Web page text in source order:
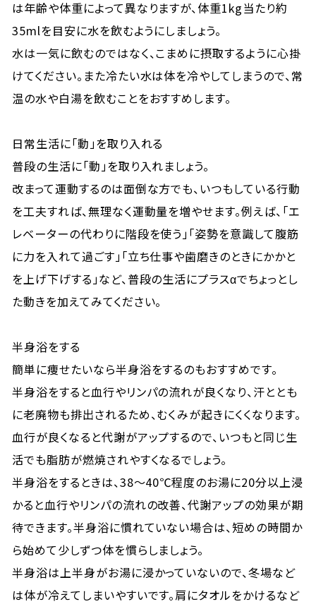
は年齢や体重によって異なりますが、体重1kg当たり約
35mlを目安に水を飲むようにしましょう。
水は一気に飲むのではなく、こまめに摂取するように心掛
けてください。また冷たい水は体を冷やしてしまうので、常
温の水や白湯を飲むことをおすすめします。
日常生活に「動」を取り入れる
普段の生活に「動」を取り入れましょう。
改まって運動するのは面倒な方でも、いつもしている行動
を工夫すれば、無理なく運動量を増やせます。例えば、「エ
レベーターの代わりに階段を使う」「姿勢を意識して腹筋
に力を入れて過ごす」「立ち仕事や歯磨きのときにかかと
を上げ下げする」など、普段の生活にプラスαでちょっとし
た動きを加えてみてください。
半身浴をする
簡単に痩せたいなら半身浴をするのもおすすめです。
半身浴をすると血行やリンパの流れが良くなり、汗ととも
に老廃物も排出されるため、むくみが起きにくくなります。
血行が良くなると代謝がアップするので、いつもと同じ生
活でも脂肪が燃焼されやすくなるでしょう。
半身浴をするときは、38〜40℃程度のお湯に20分以上浸
かると血行やリンパの流れの改善、代謝アップの効果が期
待できます。半身浴に慣れていない場合は、短めの時間か
ら始めて少しずつ体を慣らしましょう。
半身浴は上半身がお湯に浸かっていないので、冬場など
は体が冷えてしまいやすいです。肩にタオルをかけるなど